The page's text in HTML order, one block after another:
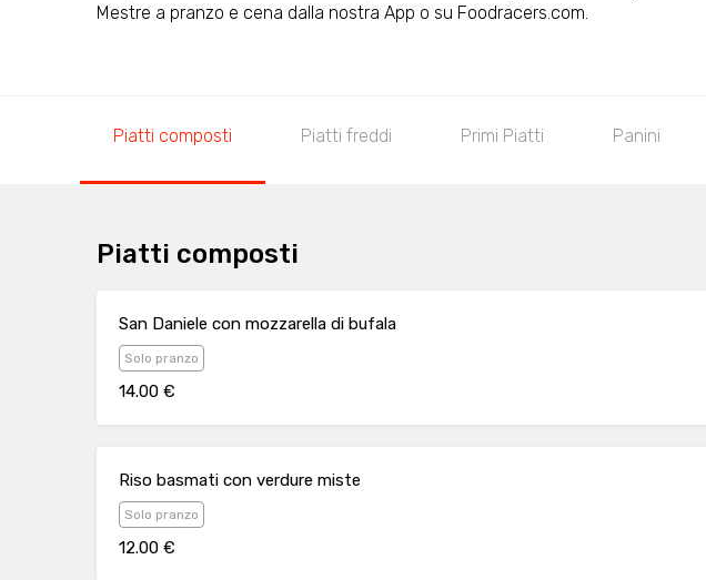
Mestre a pranzo e cena dalla nostra App o su Foodracers.com.
Piatti composti Piatti freddi Primi Piatti Panini
Piatti composti
San Daniele con mozzarella di bufala
Solo pranzo
14.00 €
Riso basmati con verdure miste
Solo pranzo
12.00 €